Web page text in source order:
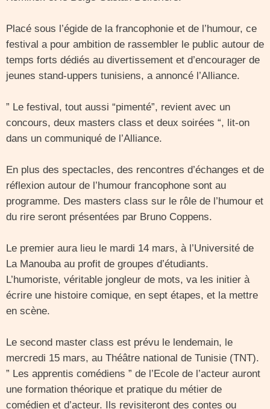
Placé sous l’égide de la francophonie et de l’humour, ce
festival a pour ambition de rassembler le public autour de
temps forts dédiés au divertissement et d’encourager de
jeunes stand-uppers tunisiens, a annoncé l’Alliance.
” Le festival, tout aussi “pimenté”, revient avec un
concours, deux masters class et deux soirées “, lit-on
dans un communiqué de l’Alliance.
En plus des spectacles, des rencontres d’échanges et de
réflexion autour de l’humour francophone sont au
programme. Des masters class sur le rôle de l’humour et
du rire seront présentées par Bruno Coppens.
Le premier aura lieu le mardi 14 mars, à l’Université de
La Manouba au profit de groupes d’étudiants.
L’humoriste, véritable jongleur de mots, va les initier à
écrire une histoire comique, en sept étapes, et la mettre
en scène.
Le second master class est prévu le lendemain, le
mercredi 15 mars, au Théâtre national de Tunisie (TNT).
” Les apprentis comédiens ” de l’Ecole de l’acteur auront
une formation théorique et pratique du métier de
comédien et d’acteur. Ils revisiteront des contes ou